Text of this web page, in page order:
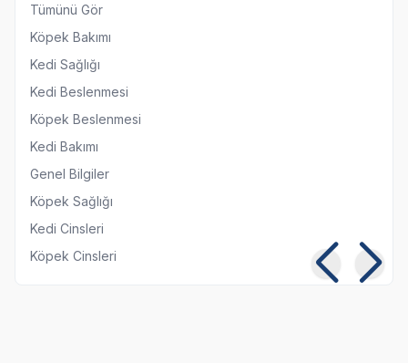
Tümünü Gör
Köpek Bakımı
Kedi Sağlığı
Kedi Beslenmesi
Köpek Beslenmesi
Kedi Bakımı
Genel Bilgiler
Köpek Sağlığı
Kedi Cinsleri
Köpek Cinsleri